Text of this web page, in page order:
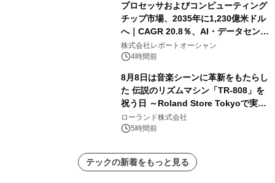
プロセッサおよびコンピューティング
チップ市場、2035年に1,230億米ドル
へ｜CAGR 20.8％、AI・データセンタ
ー需要が成長を牽引
株式会社レポートオーシャン
4時間前
8月8日は音楽シーンに革新をもたらし
た 伝説のリズムマシン「TR-808」を
祝う日 ～Roland Store Tokyoで実機
を展示しての 記念キャンペーンを開
催 英国ラジオ「NTS」の 特別プログ
アーティストを フィーチャーしたアニ
メーションを公開～
ローランド株式会社
5時間前
テックの新着をもっと見る